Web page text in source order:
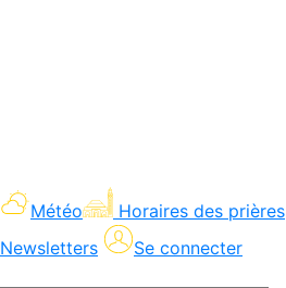
Météo Horaires des prières
Newsletters
Se connecter